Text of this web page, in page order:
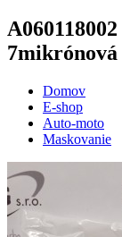
A060118002
7mikrónová
Domov
E-shop
Auto-moto
Maskovanie